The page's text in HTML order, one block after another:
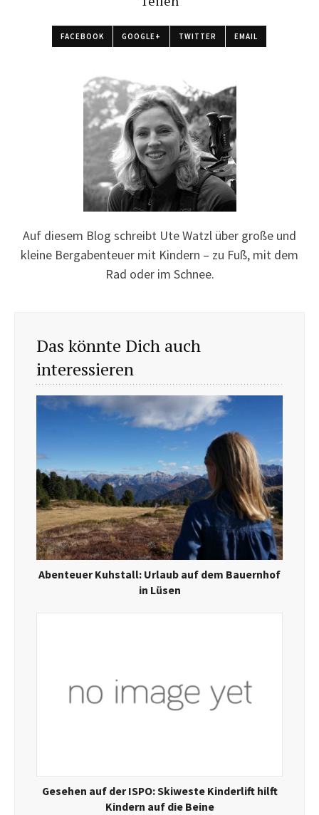
FACEBOOK GOOGLE+ TWITTER EMAIL
Auf diesem Blog schreibt Ute Watzl über große und
kleine Bergabenteuer mit Kindern – zu Fuß, mit dem
Rad oder im Schnee.
Das könnte Dich auch
interessieren
Abenteuer Kuhstall: Urlaub auf dem Bauernhof
in Lüsen
Gesehen auf der ISPO: Skiweste Kinderlift hilft
Kindern auf die Beine